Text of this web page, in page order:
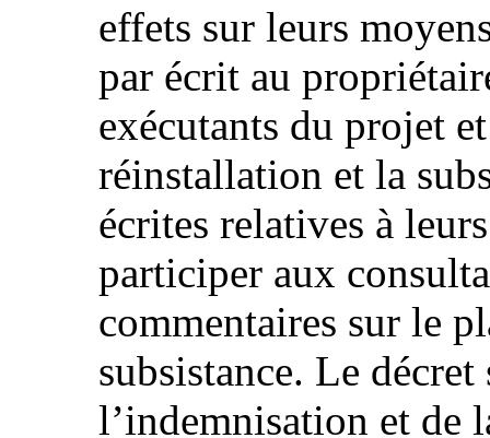
effets sur leurs
par écrit au
exécutants du projet
réinstallation et la
écrites relatives à
participer aux
commentaires sur le
subsistance. Le
l’indemnisation et de